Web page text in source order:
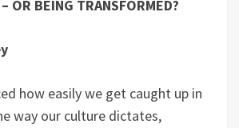
OR BEING TRANSFORMED?
how easily we get caught up in
way our culture dictates,